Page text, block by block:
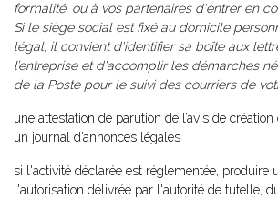
formalité, ou à vos partenaires d'entrer en
Si le siège social est fixé au domicile
légal, il convient d'identifier sa boîte aux
l’entreprise et d'accomplir les démarches
de la Poste pour le suivi des courriers de
une attestation de parution de l’avis de
un journal d’annonces légales
si l'activité déclarée est réglementée, produire
l'autorisation délivrée par l'autorité de tutelle,